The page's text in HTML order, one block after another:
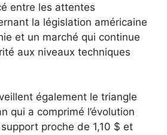
entre les attentes
la législation américaine
et un marché qui continue
aux niveaux techniques
également le triangle
qui a comprimé l’évolution
proche de 1,10 $ et